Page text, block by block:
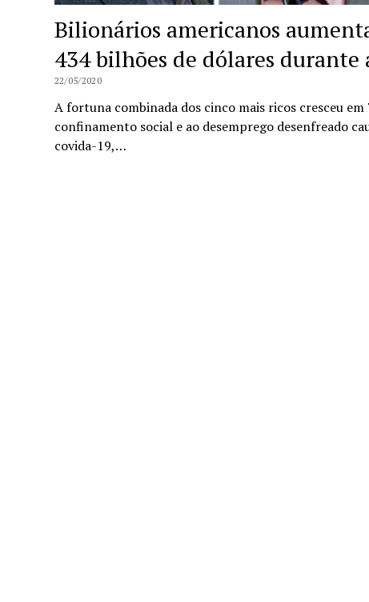
Bilionários americanos
434 bilhões de dólares durante
22/05/2020
A fortuna combinada dos cinco mais ricos cresceu em
confinamento social e ao desemprego desenfreado
covida-19,…